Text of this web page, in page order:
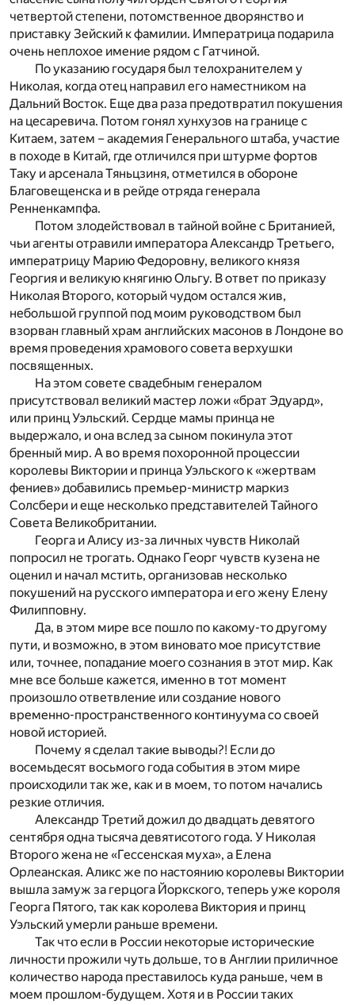
четвертой степени, потомственное дворянство и
приставку Зейский к фамилии. Императрица подарила
очень неплохое имение рядом с Гатчиной.
По указанию государя был телохранителем у
Николая, когда отец направил его наместником на
Дальний Восток. Еще два раза предотвратил покушения
на цесаревича. Потом гонял хунхузов на границе с
Китаем, затем – академия Генерального штаба, участие
в походе в Китай, где отличился при штурме фортов
Таку и арсенала Тяньцзиня, отметился в обороне
Благовещенска и в рейде отряда генерала
Ренненкампфа.
Потом злодействовал в тайной войне с Британией,
чьи агенты отравили императора Александр Третьего,
императрицу Марию Федоровну, великого князя
Георгия и великую княгиню Ольгу. В ответ по приказу
Николая Второго, который чудом остался жив,
небольшой группой под моим руководством был
взорван главный храм английских масонов в Лондоне во
время проведения храмового совета верхушки
посвященных.
На этом совете свадебным генералом
присутствовал великий мастер ложи «брат Эдуард»,
или принц Уэльский. Сердце мамы принца не
выдержало, и она вслед за сыном покинула этот
бренный мир. А во время похоронной процессии
королевы Виктории и принца Уэльского к «жертвам
фениев» добавились премьер-министр маркиз
Солсбери и еще несколько представителей Тайного
Совета Великобритании.
Георга и Алису из-за личных чувств Николай
попросил не трогать. Однако Георг чувств кузена не
оценил и начал мстить, организовав несколько
покушений на русского императора и его жену Елену
Филипповну.
Да, в этом мире все пошло по какому-то другому
пути, и возможно, в этом виновато мое присутствие
или, точнее, попадание моего сознания в этот мир. Как
мне все больше кажется, именно в тот момент
произошло ответвление или создание нового
временно-пространственного континуума со своей
новой историей.
Почему я сделал такие выводы?! Если до
восемьдесят восьмого года события в этом мире
происходили так же, как и в моем, то потом начались
резкие отличия.
Александр Третий дожил до двадцать девятого
сентября одна тысяча девятисотого года. У Николая
Второго жена не «Гессенская муха», а Елена
Орлеанская. Аликс же по настоянию королевы Виктории
вышла замуж за герцога Йоркского, теперь уже короля
Георга Пятого, так как королева Виктория и принц
Уэльский умерли раньше времени.
Так что если в России некоторые исторические
личности прожили чуть дольше, то в Англии приличное
количество народа преставилось куда раньше, чем в
моем прошлом-будущем. Хотя и в России таких